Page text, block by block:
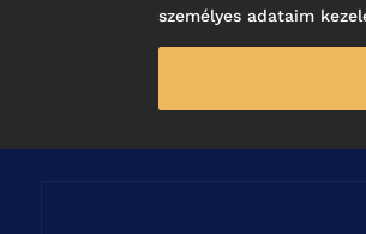
személyes adataim